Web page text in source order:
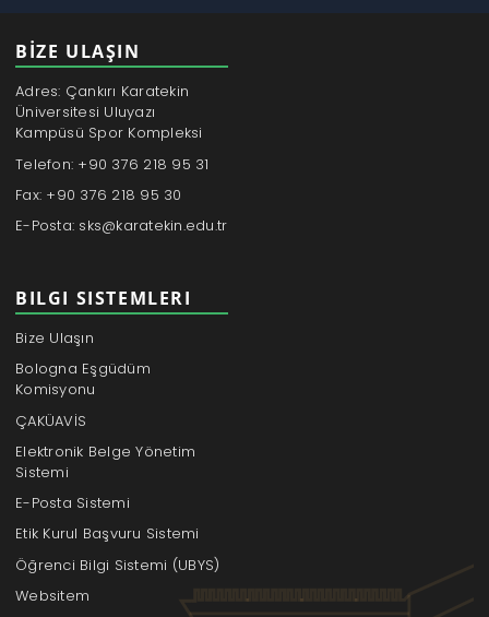
BİZE ULAŞIN
Adres: Çankırı Karatekin
Üniversitesi Uluyazı
Kampüsü Spor Kompleksi
Telefon: +90 376 218 95 31
Fax: +90 376 218 95 30
E-Posta: sks@karatekin.edu.tr
BILGI SISTEMLERI
Bize Ulaşın
Bologna Eşgüdüm
Komisyonu
ÇAKÜAVİS
Elektronik Belge Yönetim
Sistemi
E-Posta Sistemi
Etik Kurul Başvuru Sistemi
Öğrenci Bilgi Sistemi (UBYS)
Websitem